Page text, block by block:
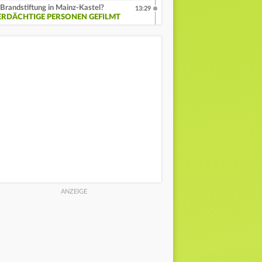
Brandstiftung in Mainz-Kastel?
PERSONEN GEFILMT
13:29